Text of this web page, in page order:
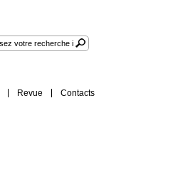
Revue Contacts